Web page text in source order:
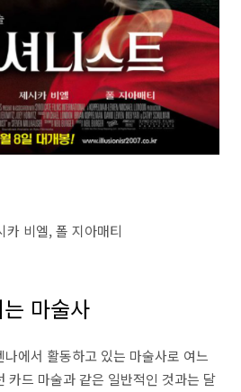
카 비엘, 폴 지아매티
마술사
에서 활동하고 있는 마술사로 여느
카드 마술과 같은 일반적인 것과는 달